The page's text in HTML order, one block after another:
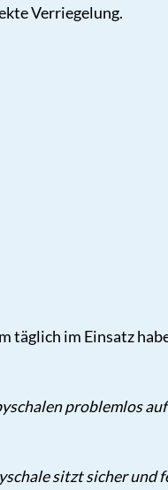
Verriegelung.
täglich im Einsatz
problemlos
sitzt sicher und